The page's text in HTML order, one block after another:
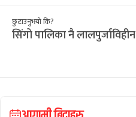
छुटाउनुभयो कि?
सिंगो पालिका नै लालपुर्जाविहीन